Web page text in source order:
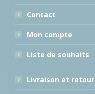
Contact
Mon compte
Liste de souhaits
Livraison et retour